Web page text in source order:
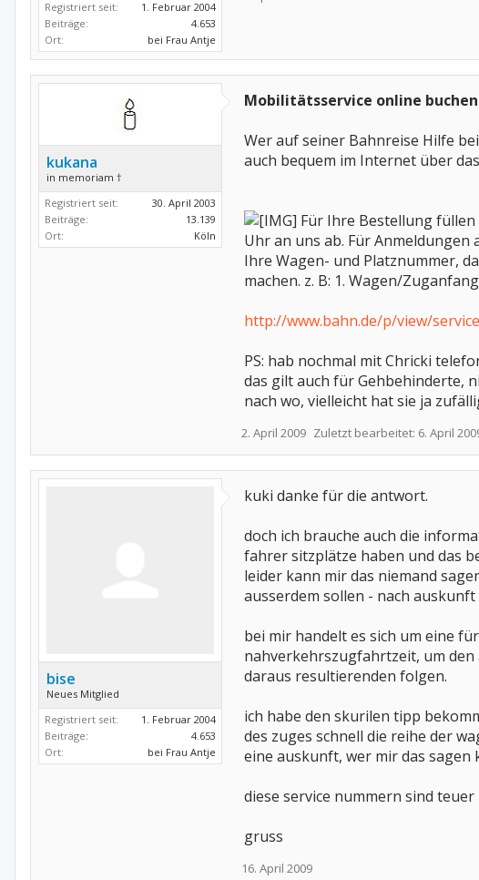
Registriert seit:
1. Februar 2004
Beiträge:
4.653
Ort:
bei Frau Antje
kukana
in memoriam †
Registriert seit:
30. April 2003
Beiträge:
13.139
Ort:
Köln
Mobilitätsservice online buchen
Wer auf seiner Bahnreise Hilfe
auch bequem im Internet über
Für Ihre Bestellung
Uhr an uns ab. Für
Ihre Wagen- und Platznummer,
machen. z. B: 1. Wagen/Zuganfang
http://www.bahn.de/p/view/
PS: hab nochmal mit Chricki
das gilt auch für Gehbehinderte,
nach wo, vielleicht hat sie ja
2. April 2009 Zuletzt bearbeitet: 6. April
bise
Neues Mitglied
Registriert seit:
1. Februar 2004
Beiträge:
4.653
Ort:
bei Frau Antje
kuki danke für die antwort.
doch ich brauche auch die
fahrer sitzplätze haben und das
leider kann mir das niemand
ausserdem sollen - nach
bei mir handelt es sich um eine
nahverkehrszugfahrtzeit, um
daraus resultierenden folgen.
ich habe den skurilen tipp
des zuges schnell die reihe der
eine auskunft, wer mir das
diese service nummern sind
gruss
16. April 2009